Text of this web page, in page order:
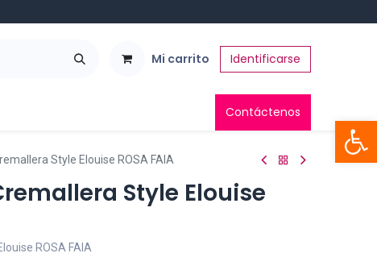
Mi carrito Identificarse
Contáctenos
Abrir
Style Elouise ROSA FAIA
Style Elouise
ROSA FAIA